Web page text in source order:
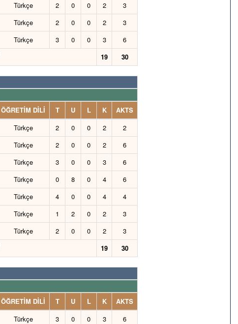
Türkçe 2 0 0 2
3
Türkçe 2 0 0 2
3
Türkçe 3 0 0 3
6
19 30
ÖĞRETİM DİLİ T U L K
AKTS
Türkçe 2 0 0 2
2
Türkçe 2 0 0 2
6
Türkçe 3 0 0 3
6
Türkçe 0 8 0 4
6
Türkçe 4 0 0 4
4
Türkçe 1 2 0 2
3
Türkçe 2 0 0 2
3
19 30
ÖĞRETİM DİLİ T U L K
AKTS
Türkçe 3 0 0 3
6